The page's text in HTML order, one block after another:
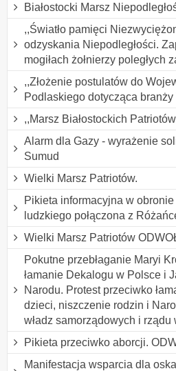
Białostocki Marsz
,,Światło pamięci
odzyskania Niepodległości.
mogiłach żołnierzy poległych
,,Złożenie postulatów do
Podlaskiego dotycząca branży
,,Marsz Białostockich
Alarm dla Gazy - wyrażenie
Sumud
Wielki Marsz Patriotów.
Pikieta informacyjna w
ludzkiego połączona z
Wielki Marsz Patriotów
Pokutne przebłaganie Maryi
łamanie Dekalogu w Polsce i
Narodu. Protest przeciwko
dzieci, niszczenie rodzin i
władz samorządowych i rządu
Pikieta przeciwko aborcji.
Manifestacja wsparcia dla